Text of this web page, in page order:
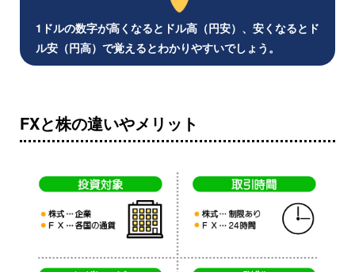
1ドルの数字が高くなるとドル高（円安）、安くなるとド
ル安（円高）で覚えるとわかりやすいでしょう。
FXと株の違いやメリット